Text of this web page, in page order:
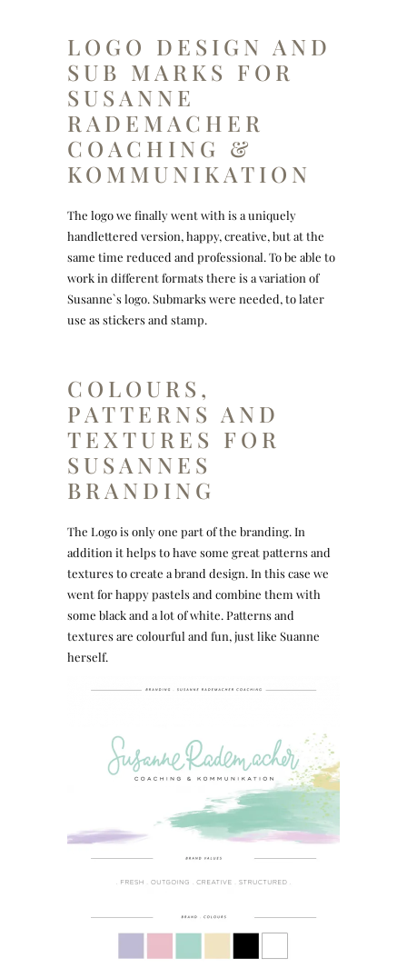
LOGO DESIGN AND
SUB MARKS FOR
SUSANNE
RADEMACHER
COACHING &
KOMMUNIKATION
The logo we finally went with is a uniquely
handlettered version, happy, creative, but at the
same time reduced and professional. To be able to
work in different formats there is a variation of
Susanne`s logo. Submarks were needed, to later
use as stickers and stamp.
COLOURS,
PATTERNS AND
TEXTURES FOR
SUSANNES
BRANDING
The Logo is only one part of the branding. In
addition it helps to have some great patterns and
textures to create a brand design. In this case we
went for happy pastels and combine them with
some black and a lot of white. Patterns and
textures are colourful and fun, just like Suanne
herself.